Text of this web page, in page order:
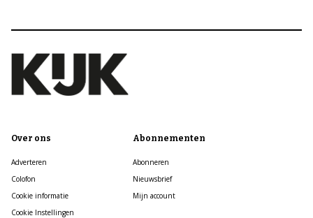
Over ons
Adverteren
Colofon
Cookie informatie
Cookie Instellingen
Abonnementen
Abonneren
Nieuwsbrief
Mijn account